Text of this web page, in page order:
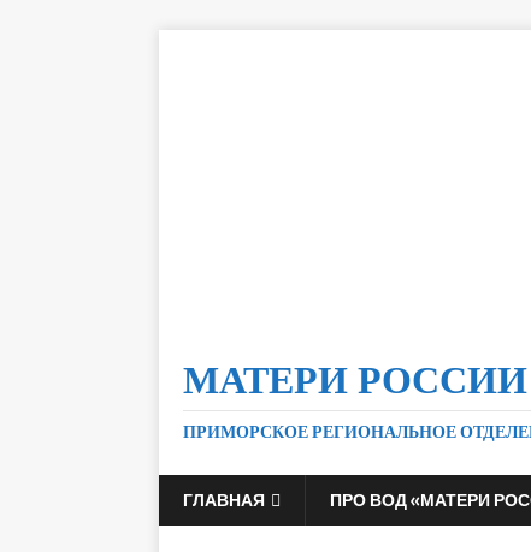
МАТЕРИ РОССИИ
ПРИМОРСКОЕ РЕГИОНАЛЬНОЕ
ГЛАВНАЯ ПРО ВОД «МАТЕРИ